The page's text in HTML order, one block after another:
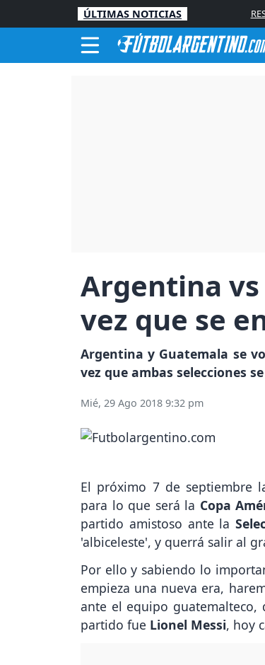
ÚLTIMAS NOTICIAS
Argentina
vez que se
Argentina y Guatemala se
vez que ambas selecciones
Mié, 29 Ago 2018 9:32 pm
El próximo 7 de septiembre
para lo que será la Copa
partido amistoso ante la
'albiceleste', y querrá salir al
Por ello y sabiendo lo
empieza una nueva era,
ante el equipo
partido fue Lionel Messi, hoy